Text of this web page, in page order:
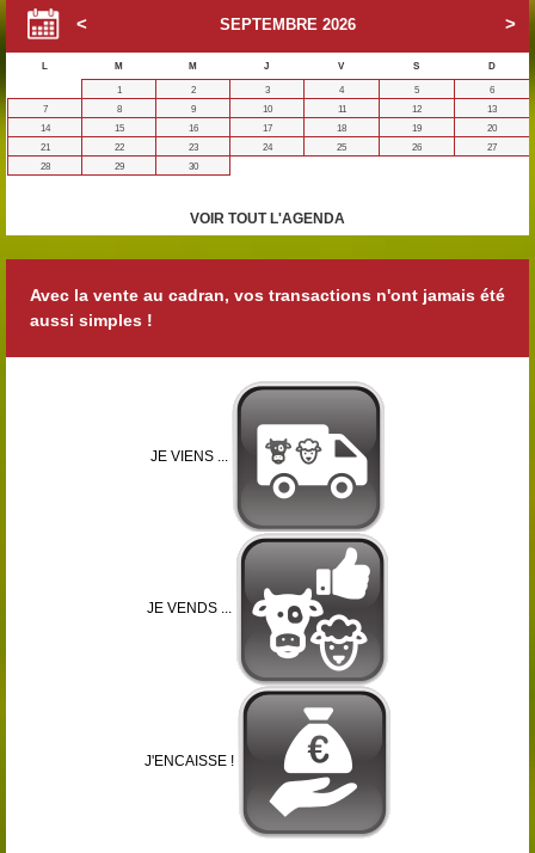
SEPTEMBRE 2026
L M M J V S
D
1
2 3 4 5
6
7
8 9 10 11 12
13
14
15 16 17 18 19
20
21
22 23 24 25 26
27
28
29 30
VOIR TOUT L'AGENDA
Avec la vente au cadran, vos transactions n'ont jamais été
aussi simples !
JE VIENS ...
JE VENDS ...
J'ENCAISSE !